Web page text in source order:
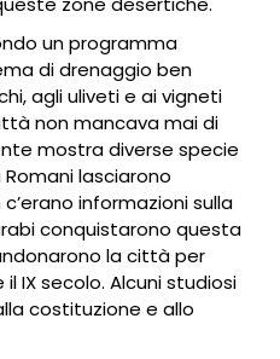
un programma
di drenaggio ben
agli uliveti e ai vigneti
non mancava mai di
mostra diverse specie
lasciarono
informazioni sulla
conquistarono questa
la città per
il IX secolo. Alcuni studiosi
costituzione e allo